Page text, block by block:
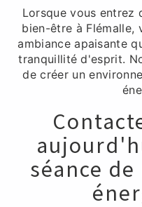
Lorsque vous entrez
bien-être à Flémalle,
ambiance apaisante
tranquillité d'esprit.
de créer un
séance